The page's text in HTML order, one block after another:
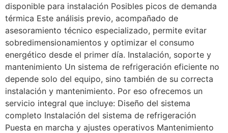
disponible para instalación Posibles picos de demanda
térmica Este análisis previo, acompañado de
asesoramiento técnico especializado, permite evitar
sobredimensionamientos y optimizar el consumo
energético desde el primer día. Instalación, soporte y
mantenimiento Un sistema de refrigeración eficiente no
depende solo del equipo, sino también de su correcta
instalación y mantenimiento. Por eso ofrecemos un
servicio integral que incluye: Diseño del sistema
completo Instalación del sistema de refrigeración
Puesta en marcha y ajustes operativos Mantenimiento